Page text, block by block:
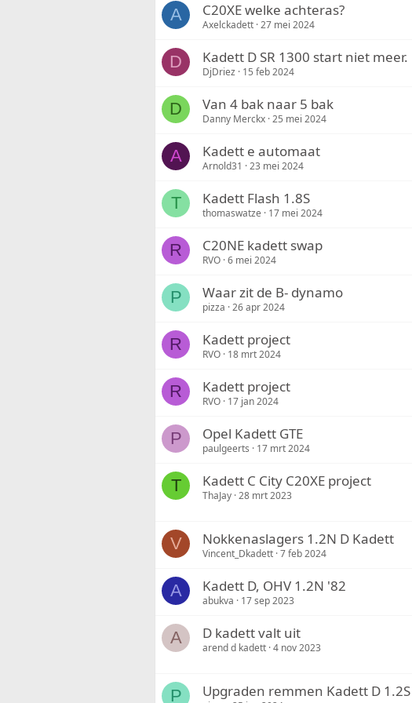
A C20XE welke achteras?
Axelckadett 27 mei 2024
D Kadett D SR 1300 start niet meer.
DjDriez 15 feb 2024
D Van 4 bak naar 5 bak
Danny Merckx 25 mei 2024
A Kadett e automaat
Arnold31 23 mei 2024
T Kadett Flash 1.8S
thomaswatze 17 mei 2024
R C20NE kadett swap
RVO 6 mei 2024
P Waar zit de B- dynamo
pizza 26 apr 2024
R Kadett project
RVO 18 mrt 2024
R Kadett project
RVO 17 jan 2024
P Opel Kadett GTE
paulgeerts 17 mrt 2024
T Kadett C City C20XE project
ThaJay 28 mrt 2023
V Nokkenaslagers 1.2N D Kadett
Vincent_Dkadett 7 feb 2024
A Kadett D, OHV 1.2N '82
abukva 17 sep 2023
A D kadett valt uit
arend d kadett 4 nov 2023
P Upgraden remmen Kadett D 1.2S